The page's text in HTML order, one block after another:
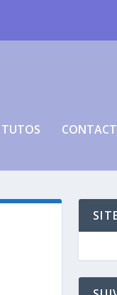
TUTOS CONTACT